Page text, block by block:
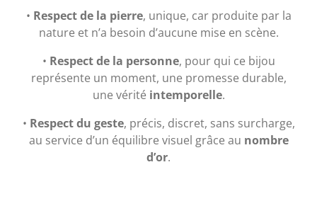
• Respect de la pierre, unique, car produite par la
nature et n’a besoin d’aucune mise en scène.
• Respect de la personne, pour qui ce bijou
représente un moment, une promesse durable,
une vérité intemporelle.
• Respect du geste, précis, discret, sans surcharge,
au service d’un équilibre visuel grâce au nombre
d’or.